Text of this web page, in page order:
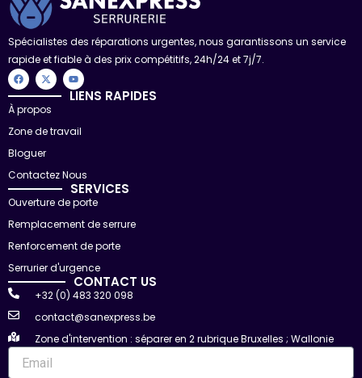
Spécialistes des réparations urgentes, nous garantissons un service
rapide et fiable à des prix compétitifs, 24h/24 et 7j/7.
F
a
c
b
o
X
-
t
i
t
r
Y
o
u
t
e
LIENS RAPIDES
À propos
Zone de travail
Bloguer
Contactez Nous
SERVICES
Ouverture de porte
Remplacement de serrure
Renforcement de porte
Serrurier d'urgence
CONTACT US
+32 (0) 483 320 098
contact@sanexpress.be
Zone d'intervention : séparer en 2 rubrique Bruxelles ; Wallonie